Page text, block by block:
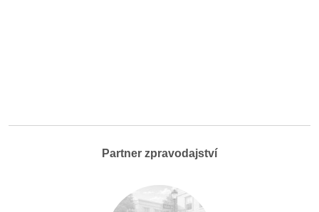
Partner zpravodajství